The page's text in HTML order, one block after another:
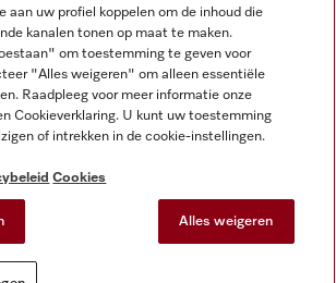
en informatie
aan uw profiel koppelen om de inhoud die
kanalen tonen op maat te maken.
om toestemming te geven voor
"Alles weigeren" om alleen essentiële
Raadpleeg voor meer informatie onze
Cookieverklaring. U kunt uw toestemming
of intrekken in de cookie-instellingen.
Cookies
Alles weigeren